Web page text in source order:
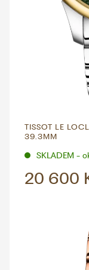
TISSOT LE
39.3MM
SKLADEM -
20 600